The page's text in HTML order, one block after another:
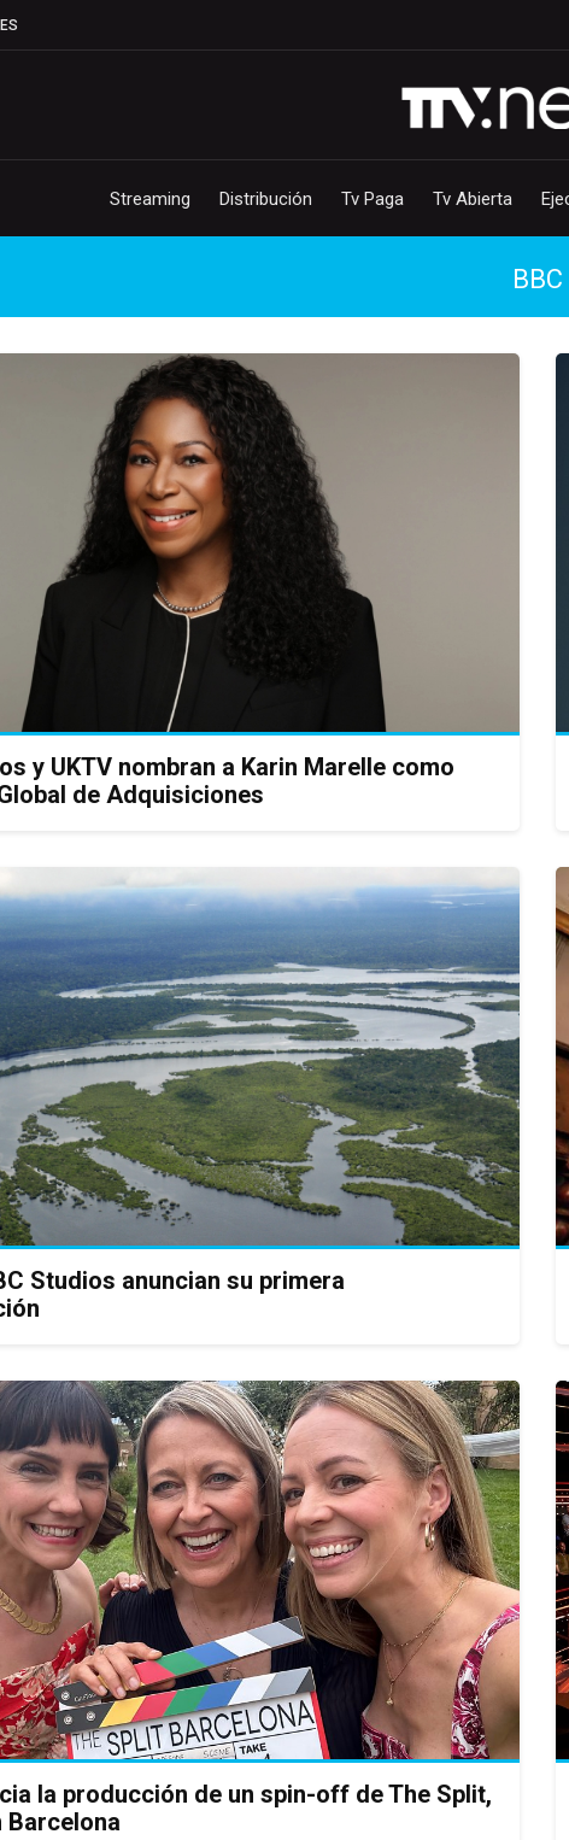
Streaming Distribución Tv Paga Tv Abierta
BBC
y UKTV nombran a Karin Marelle como
de Adquisiciones
Studios anuncian su primera
la producción de un spin-off de The Split,
Barcelona